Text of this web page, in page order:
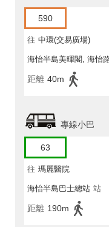
590
往 中環(交易廣場)
海怡半島美暉閣, 海怡
距離 40m
專線小巴
63
往 瑪麗醫院
海怡半島巴士總站 站
距離 190m